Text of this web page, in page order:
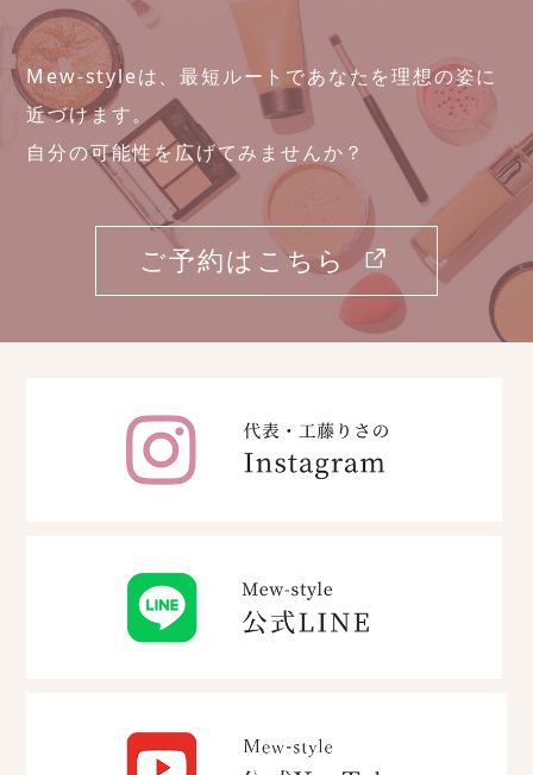
Mew-styleは、最短ルートであなたを理想の姿に
近づけます。
自分の可能性を広げてみませんか？
ご予約はこちら